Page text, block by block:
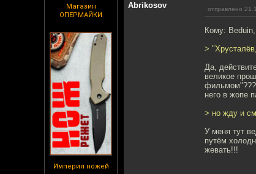
Магазин
ОПЕРМАЙКИ
Империя ножей
Abrikosov отправлено
Кому: Beduin,
>
Да,
великое
фильмом"???
него в жопе
> но жду и
У меня тут
путём
жевать!!!